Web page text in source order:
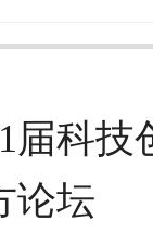
科技
论坛